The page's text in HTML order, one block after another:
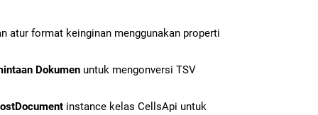
atur format keinginan menggunakan properti
Dokumen untuk mengonversi TSV
instance kelas CellsApi untuk